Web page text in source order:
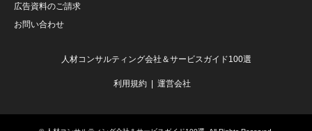
広告資料のご請求
お問い合わせ
人材コンサルティング会社＆サービスガイド100選
利用規約 運営会社